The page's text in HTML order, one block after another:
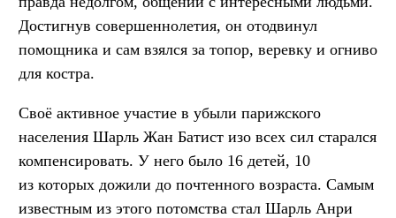
Достигнув совершеннолетия, он отодвинул
помощника и сам взялся за топор, веревку и огниво
для костра.
Своё активное участие в убыли парижского
населения Шарль Жан Батист изо всех сил старался
компенсировать. У него было 16 детей, 10
из которых дожили до почтенного возраста. Самым
известным из этого потомства стал Шарль Анри